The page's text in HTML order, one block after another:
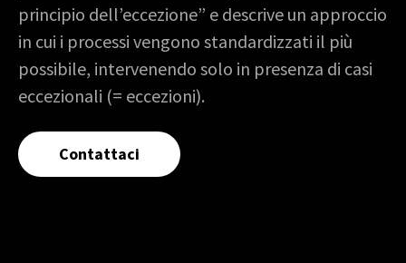
principio dell’eccezione” e descrive un approccio
in cui i processi vengono standardizzati il più
possibile, intervenendo solo in presenza di casi
eccezionali (= eccezioni).
Contattaci